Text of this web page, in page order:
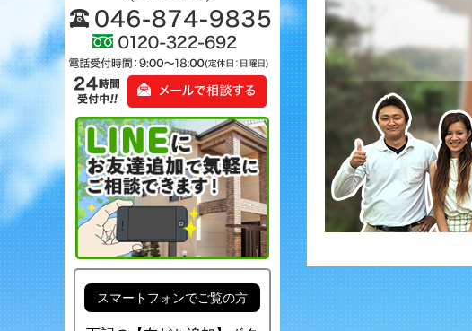
スマートフォンでご覧の方